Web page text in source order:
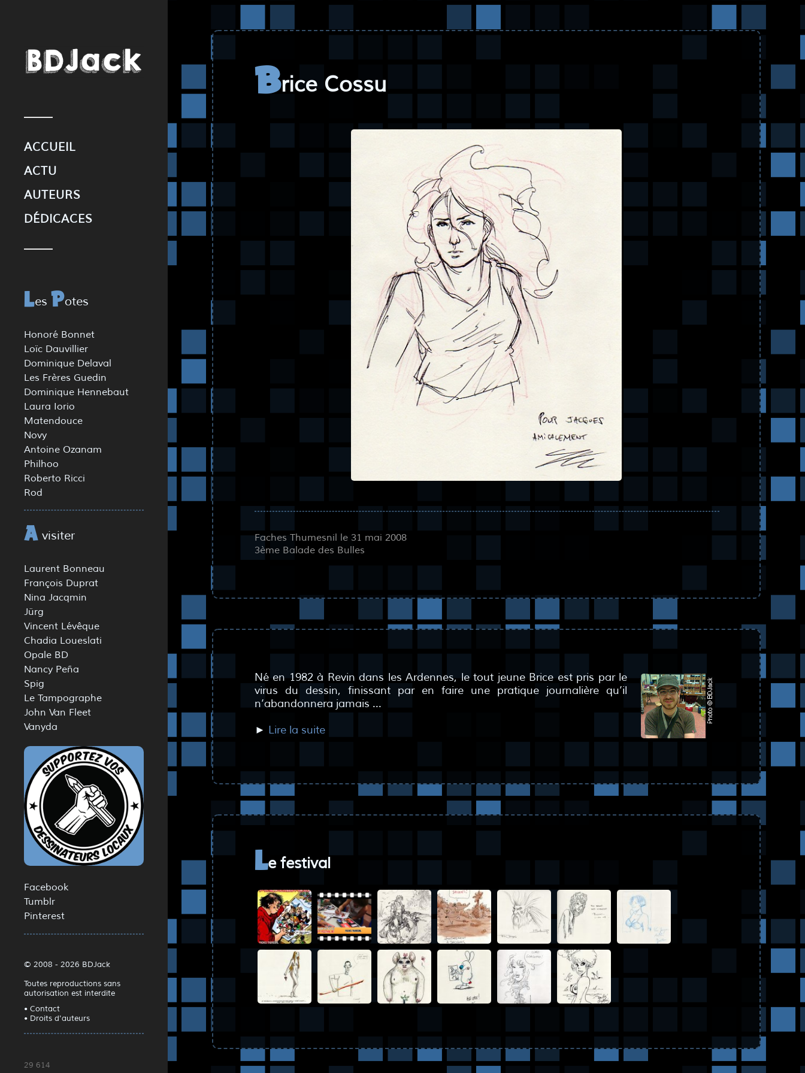
ACCUEIL
ACTU
AUTEURS
DÉDICACES
Les Potes
Honoré Bonnet
Loïc Dauvillier
Dominique Delaval
Les Frères Guedin
Dominique Hennebaut
Laura Iorio
Matendouce
Novy
Antoine Ozanam
Philhoo
Roberto Ricci
Rod
A visiter
Laurent Bonneau
François Duprat
Nina Jacqmin
Jürg
Vincent Lévêque
Chadia Loueslati
Opale BD
Nancy Peña
Spig
Le Tampographe
John Van Fleet
Vanyda
Facebook
Tumblr
Pinterest
© 2008 - 2026 BDJack
Toutes reproductions sans
autorisation est interdite
• Contact
• Droits d'auteurs
29 614
Brice Cossu
Faches Thumesnil le 31 mai 2008
3ème Balade des Bulles
Né en 1982 à Revin dans les Ardennes, le tout jeune Brice est pris par le
virus du dessin, finissant par en faire une pratique journalière qu’il
n’abandonnera jamais ...
► Lire la suite
Le festival